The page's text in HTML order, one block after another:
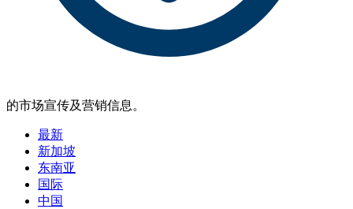
的市场宣传及营销信息。
最新
新加坡
东南亚
国际
中国